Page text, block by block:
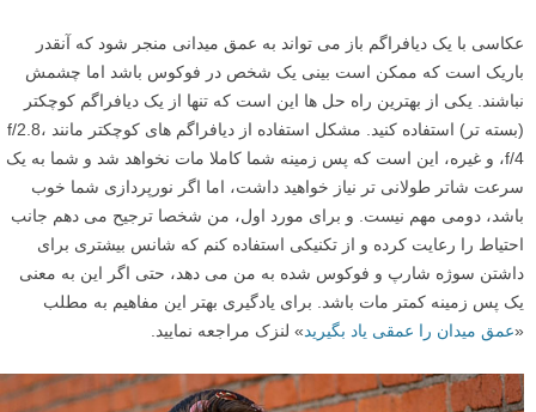
عکاسی با یک دیافراگم باز می تواند به عمق میدانی منجر شود که آنقدر
باریک است که ممکن است بینی یک شخص در فوکوس باشد اما چشمش
نباشند. یکی از بهترین راه حل ها این است که تنها از یک دیافراگم کوچکتر
(بسته تر) استفاده کنید. مشکل استفاده از دیافراگم های کوچکتر مانند f/2.8،
f/4، و غیره، این است که پس زمینه شما کاملا مات نخواهد شد و شما به یک
سرعت شاتر طولانی تر نیاز خواهید داشت، اما اگر نورپردازی شما خوب
باشد، دومی مهم نیست. و برای مورد اول، من شخصا ترجیح می دهم جانب
احتیاط را رعایت کرده و از تکنیکی استفاده کنم که شانس بیشتری برای
داشتن سوژه شارپ و فوکوس شده به من می دهد، حتی اگر این به معنی
یک پس زمینه کمتر مات باشد. برای یادگیری بهتر این مفاهیم به مطلب
«عمق میدان را عمقی یاد بگیرید» لنزک مراجعه نمایید.